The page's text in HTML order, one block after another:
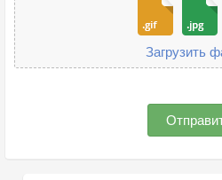
Загрузить